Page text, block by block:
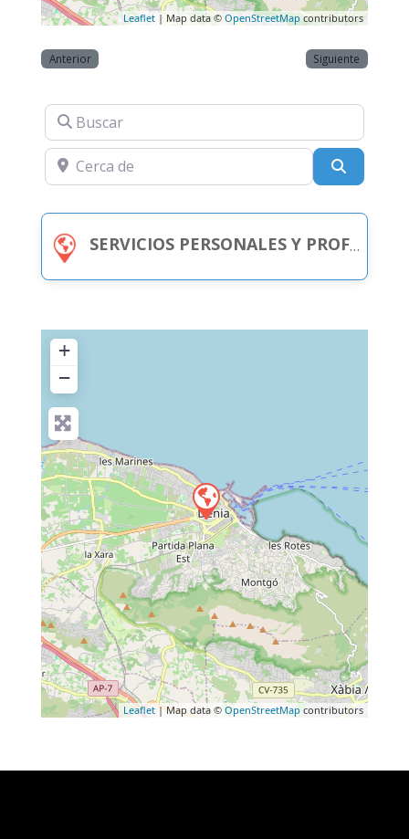
Leaflet | Map data ©OpenStreetMapcontributors
Anterior Siguiente
Buscar
Cerca de Buscar
SERVICIOS PERSONALES Y PROFESIONALES (ESPECIFICAR TIPO SERVICIO)
+
−
Leaflet| Map data ©OpenStreetMap contributors